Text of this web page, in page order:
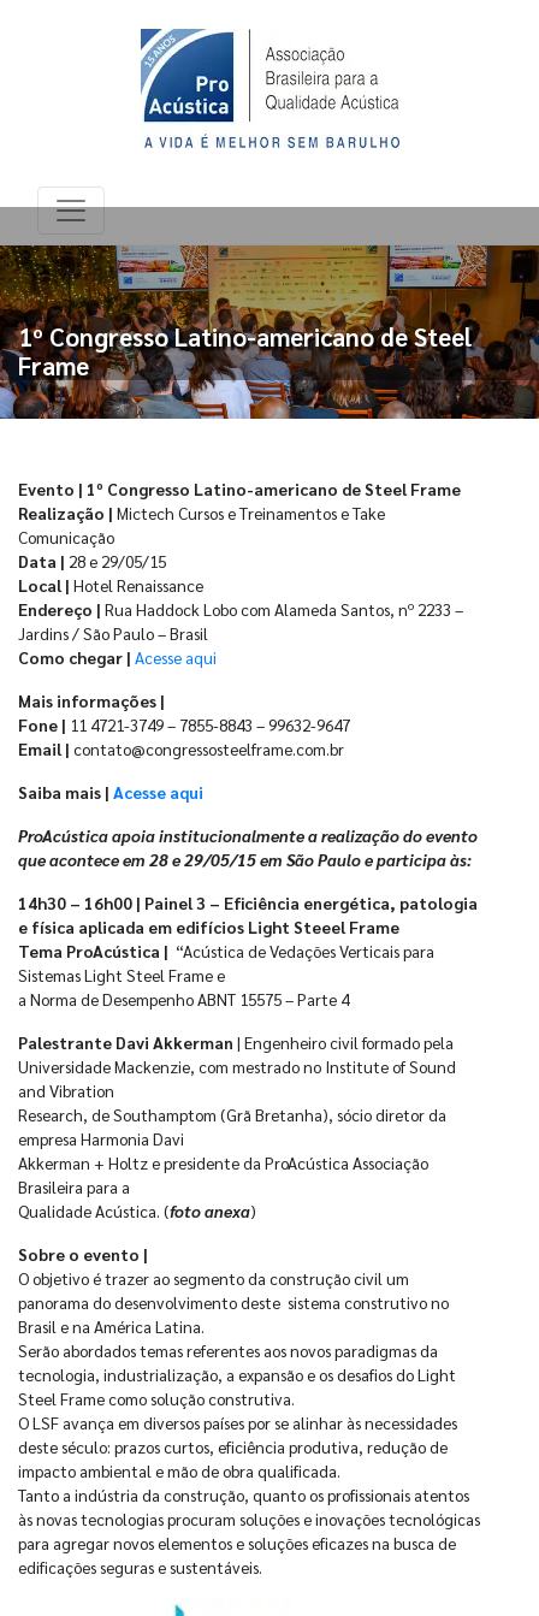
1º Congresso Latino-americano de Steel
Frame
Evento | 1º Congresso Latino-americano de Steel Frame
Realização | Mictech Cursos e Treinamentos e Take
Comunicação
Data | 28 e 29/05/15
Local | Hotel Renaissance
Endereço | Rua Haddock Lobo com Alameda Santos, nº 2233 –
Jardins / São Paulo – Brasil
Como chegar | Acesse aqui
Mais informações |
Fone | 11 4721-3749 – 7855-8843 – 99632-9647
Email | contato@congressosteelframe.com.br
Saiba mais | Acesse aqui
ProAcústica apoia institucionalmente a realização do evento
que acontece em 28 e 29/05/15 em São Paulo e participa às:
14h30 – 16h00 | Painel 3 – Eficiência energética, patologia
e física aplicada em edifícios Light Steeel Frame
Tema ProAcústica | “Acústica de Vedações Verticais para
Sistemas Light Steel Frame e
a Norma de Desempenho ABNT 15575 – Parte 4
Palestrante Davi Akkerman | Engenheiro civil formado pela
Universidade Mackenzie, com mestrado no Institute of Sound
and Vibration
Research, de Southamptom (Grã Bretanha), sócio diretor da
empresa Harmonia Davi
Akkerman + Holtz e presidente da ProAcústica Associação
Brasileira para a
Qualidade Acústica. (foto anexa)
Sobre o evento |
O objetivo é trazer ao segmento da construção civil um
panorama do desenvolvimento deste sistema construtivo no
Brasil e na América Latina.
Serão abordados temas referentes aos novos paradigmas da
tecnologia, industrialização, a expansão e os desafios do Light
Steel Frame como solução construtiva.
O LSF avança em diversos países por se alinhar às necessidades
deste século: prazos curtos, eficiência produtiva, redução de
impacto ambiental e mão de obra qualificada.
Tanto a indústria da construção, quanto os profissionais atentos
às novas tecnologias procuram soluções e inovações tecnológicas
para agregar novos elementos e soluções eficazes na busca de
edificações seguras e sustentáveis.